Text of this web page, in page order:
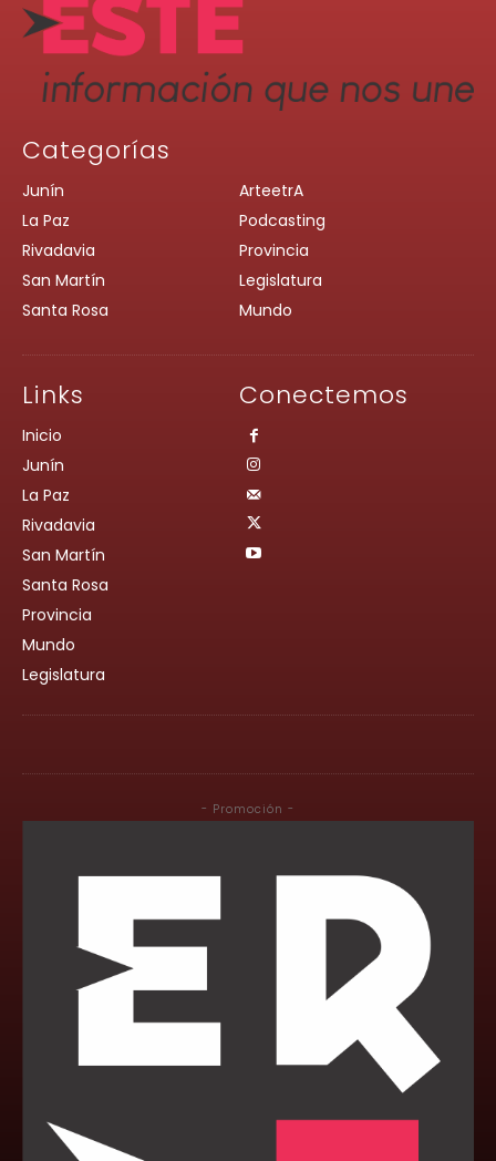
Categorías
Junín
La Paz
Rivadavia
San Martín
Santa Rosa
ArteetrA
Podcasting
Provincia
Legislatura
Mundo
Links
Inicio
Junín
La Paz
Rivadavia
San Martín
Santa Rosa
Provincia
Mundo
Legislatura
Conectemos
- Promoción -